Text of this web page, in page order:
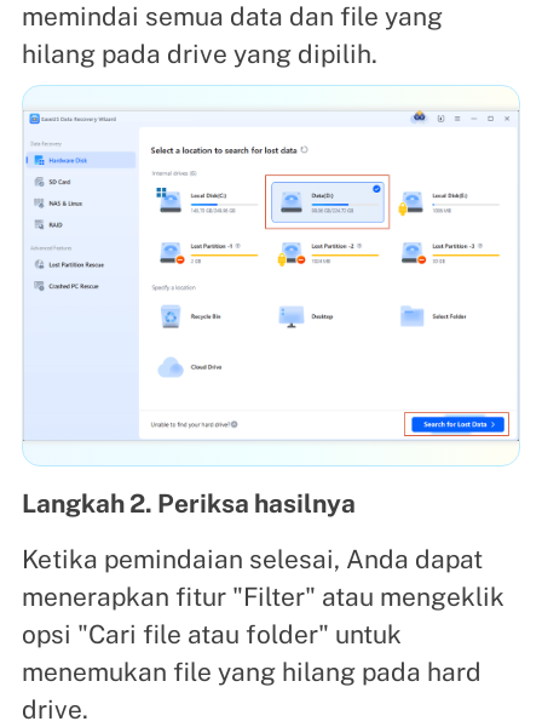
memindai semua data dan file yang
hilang pada drive yang dipilih.
Langkah 2. Periksa hasilnya
Ketika pemindaian selesai, Anda dapat
menerapkan fitur "Filter" atau mengeklik
opsi "Cari file atau folder" untuk
menemukan file yang hilang pada hard
drive.